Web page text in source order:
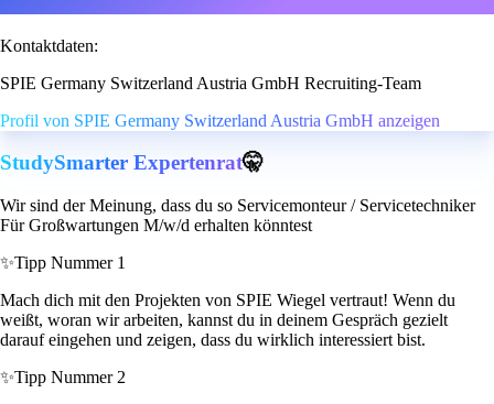
Kontaktdaten:
SPIE Germany Switzerland Austria GmbH Recruiting-Team
Profil von SPIE Germany Switzerland Austria GmbH anzeigen
StudySmarter Expertenrat🤫
Wir sind der Meinung, dass du so Servicemonteur / Servicetechniker
Für Großwartungen M/w/d erhalten könntest
✨Tipp Nummer 1
Mach dich mit den Projekten von SPIE Wiegel vertraut! Wenn du
weißt, woran wir arbeiten, kannst du in deinem Gespräch gezielt
darauf eingehen und zeigen, dass du wirklich interessiert bist.
✨Tipp Nummer 2